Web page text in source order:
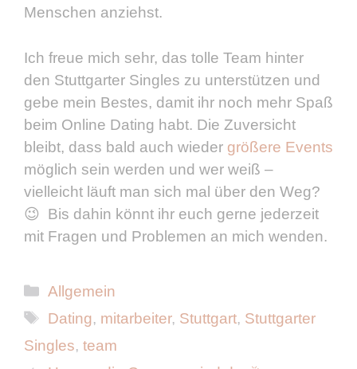
Menschen anziehst.
Ich freue mich sehr, das tolle Team hinter
den Stuttgarter Singles zu unterstützen und
gebe mein Bestes, damit ihr noch mehr Spaß
beim Online Dating habt. Die Zuversicht
bleibt, dass bald auch wieder größere Events
möglich sein werden und wer weiß –
vielleicht läuft man sich mal über den Weg?
😉 Bis dahin könnt ihr euch gerne jederzeit
mit Fragen und Problemen an mich wenden.
Kategorien
Allgemein
Schlagwörter
Dating, mitarbeiter, Stuttgart, Stuttgarter
Singles, team